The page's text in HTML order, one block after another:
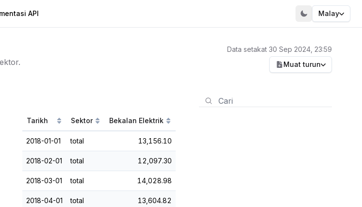
API Malay
Data setakat 30 Sep 2024, 23:59
Muat turun
Tarikh Sektor Bekalan Elektrik
2018-01-01 total 13,156.10
2018-02-01 total 12,097.30
2018-03-01 total 14,028.98
2018-04-01 total 13,604.82